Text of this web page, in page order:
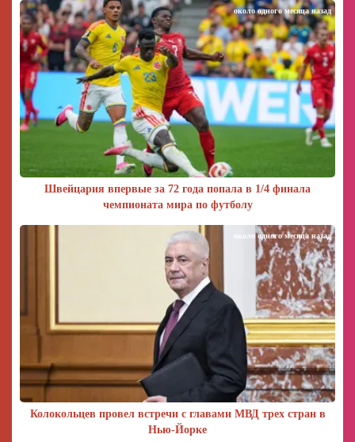
Швейцария впервые за 72 года попала в 1/4 финала
чемпионата мира по футболу
около одного месяца назад
Колокольцев провел встречи с главами МВД трех стран в
Нью-Йорке
около одного месяца назад